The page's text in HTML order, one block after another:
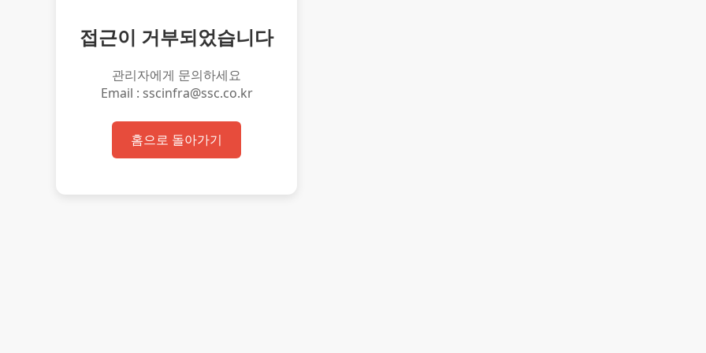
접근이 거부되었습니다
관리자에게 문의하세요
Email : sscinfra@ssc.co.kr
홈으로 돌아가기